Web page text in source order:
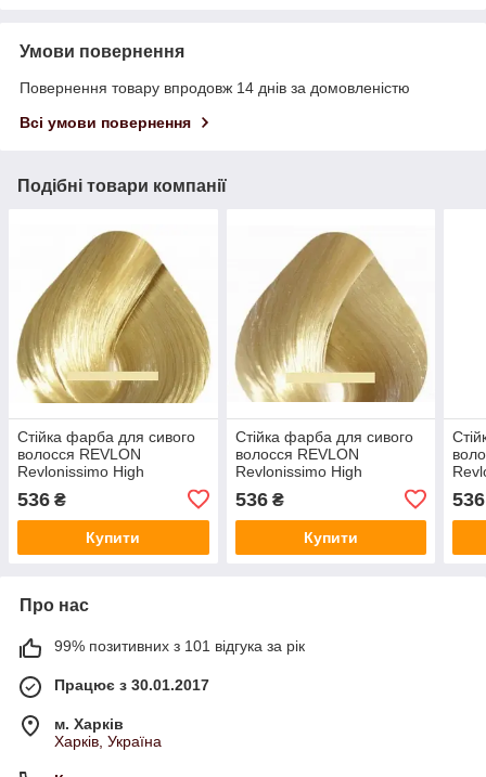
Умови повернення
Повернення товару впродовж 14 днів за домовленістю
Всі умови повернення
Подібні товари компанії
Стійка фарба для сивого
волосся REVLON
Revlonissimo High
Coverage 60 мл 9 - Дуже
світлий блондин
536 ₴
Купити
Стійка фарба для сивого
волосся REVLON
Revlonissimo High
Екстра світлий блондин
536₴
Купити
536
Про нас
99% позитивних з 101 відгука за рік
Працює з 30.01.2017
м. Харків
Харків, Україна